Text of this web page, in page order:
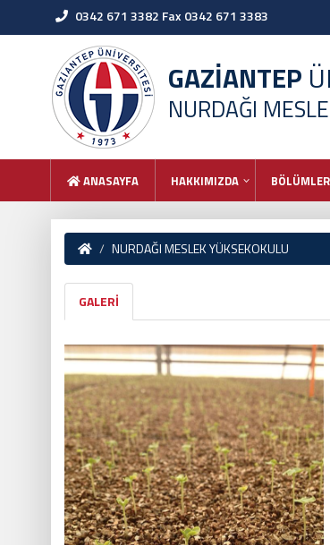
0342 671 3382 Fax 0342 671 3383
GAZİANTEP
NURDAĞI
ANASAYFA HAKKIMIZDA BÖLÜMLER
NURDAĞI MESLEK YÜKSEKOKULU
GALERİ